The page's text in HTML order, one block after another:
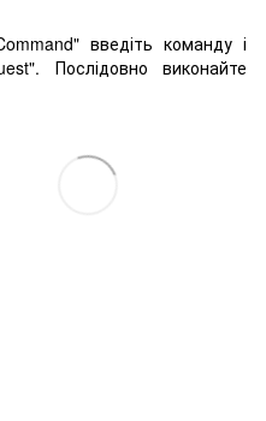
введіть команду і
Послідовно виконайте